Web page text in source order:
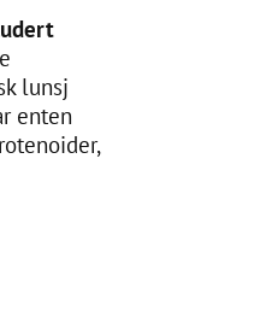
lunsj
enten